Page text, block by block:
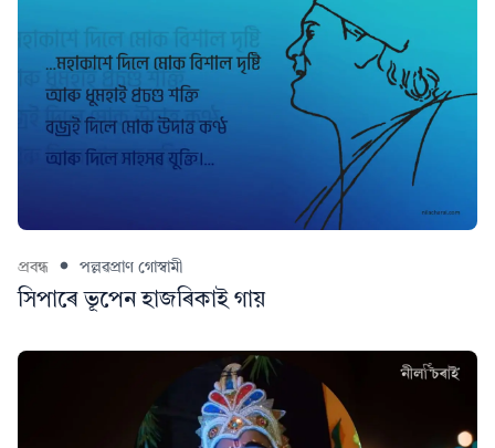
প্ৰবন্ধ পল্লৱপ্ৰাণ গোস্বামী
সিপাৰে ভূপেন হাজৰিকাই গায়